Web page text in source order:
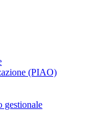
(PIAO)
gestionale